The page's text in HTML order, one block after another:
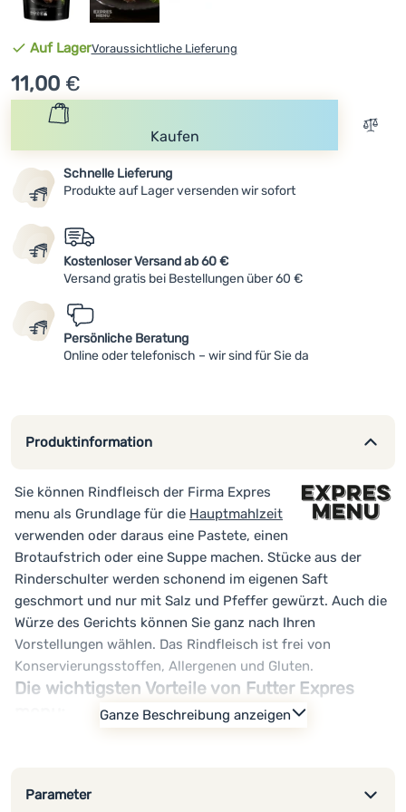
Anmelden /
Verfügbarkeit
Auf LagerVoraussichtliche Lieferung
11,00 €
Kaufen Zum
Schnelle Lieferung
Produkte auf Lager versenden wir sofort
Kostenloser Versand ab 60 €
Versand gratis bei Bestellungen über 60 €
Persönliche Beratung
Online oder telefonisch – wir sind für Sie da
Produktinformation
Sie können Rindfleisch der Firma Expres
menu als Grundlage für die Hauptmahlzeit
verwenden oder daraus eine Pastete, einen
Brotaufstrich oder eine Suppe machen. Stücke aus der
Rinderschulter werden schonend im eigenen Saft
geschmort und nur mit Salz und Pfeffer gewürzt. Auch die
Würze des Gerichts können Sie ganz nach Ihren
Vorstellungen wählen. Das Rindfleisch ist frei von
Konservierungsstoffen, Allergenen und Gluten.
Die wichtigsten Vorteile von Futter Expres
ohne Verwendung von Konservierungsstoffen, Farbstoffen
Ganze Beschreibung anzeigen
Parameter